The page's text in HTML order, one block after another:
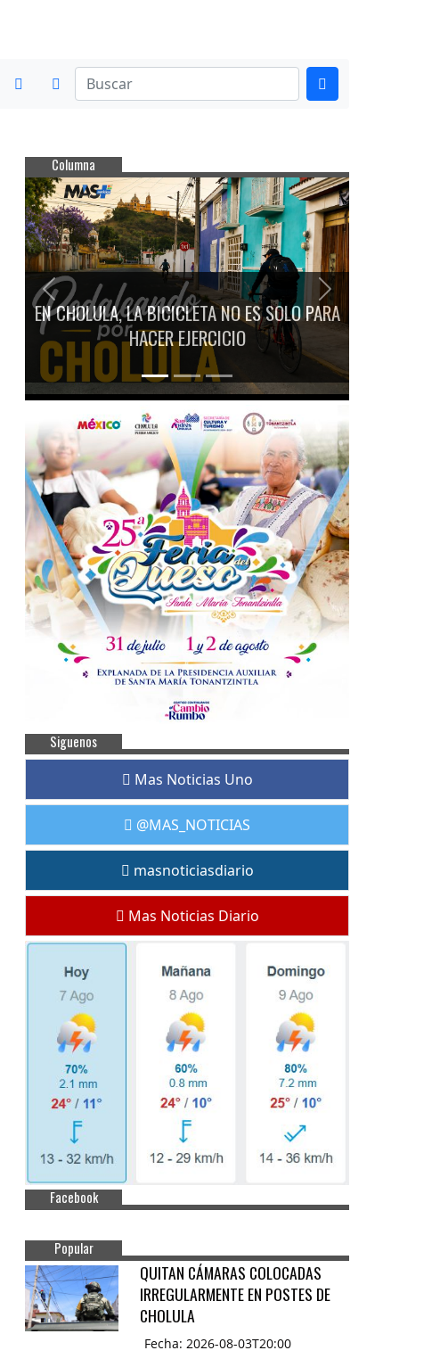
Columna
EN CHOLULA, LA BICICLETA NO ES SOLO PARA
HACER EJERCICIO
Previous Next
Siguenos
Mas Noticias Uno
@MAS_NOTICIAS
masnoticiasdiario
Mas Noticias Diario
Facebook
Popular
QUITAN CÁMARAS COLOCADAS
IRREGULARMENTE EN POSTES DE
CHOLULA
Fecha: 2026-08-03T20:00